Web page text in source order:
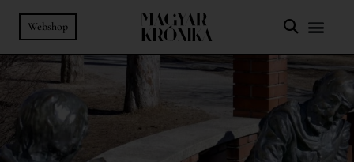
Webshop